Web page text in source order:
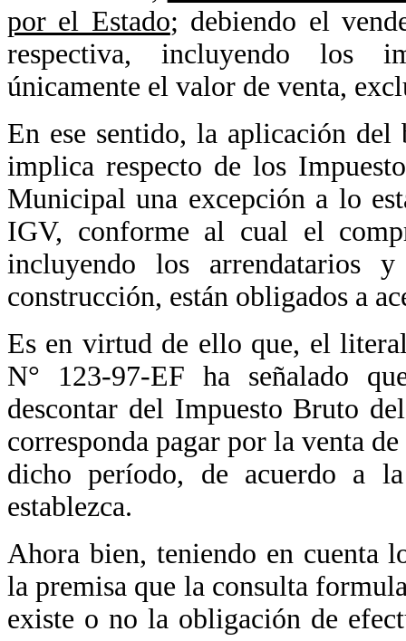
por el Estado; debiendo el
respectiva, incluyendo los
únicamente el valor de venta,
En ese sentido, la aplicación
implica respecto de los
Municipal una excepción a lo
IGV, conforme al cual el
incluyendo los arrendatarios
construcción, están obligados a
Es en virtud de ello que, el
N° 123-97-EF ha señalado
descontar del Impuesto Bruto
corresponda pagar por la venta
dicho período, de acuerdo a
establezca.
Ahora bien, teniendo en cuenta
la premisa que la consulta
existe o no la obligación de